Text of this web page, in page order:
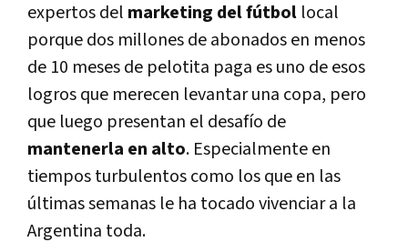
expertos del marketing del fútbol local
porque dos millones de abonados en menos
de 10 meses de pelotita paga es uno de esos
logros que merecen levantar una copa, pero
que luego presentan el desafí­o de
mantenerla en alto. Especialmente en
tiempos turbulentos como los que en las
últimas semanas le ha tocado vivenciar a la
Argentina toda.